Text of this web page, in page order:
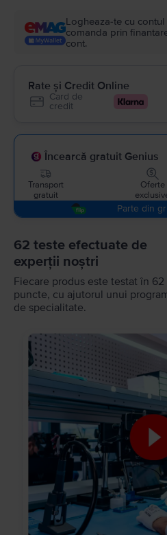
Logheaza-te cu
comanda prin
cont.
Rate și Credit Online
Card de
credit
Încearcă gratuit Genius
Transport
gratuit
Oferte
Parte din
62 teste efectuate de
experții noștri
Fiecare produs este testat în 62
puncte, cu ajutorul unui
de specialitate.